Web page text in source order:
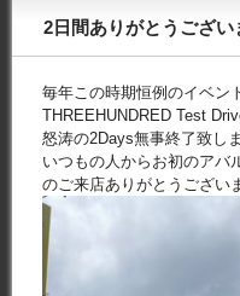
2日間ありがとうござい
毎年この時期恒例のイベン
THREEHUNDRED Test
怒涛の2Days無事終了致しま
いつもの人からお初のアバ
のご来店ありがとうござい